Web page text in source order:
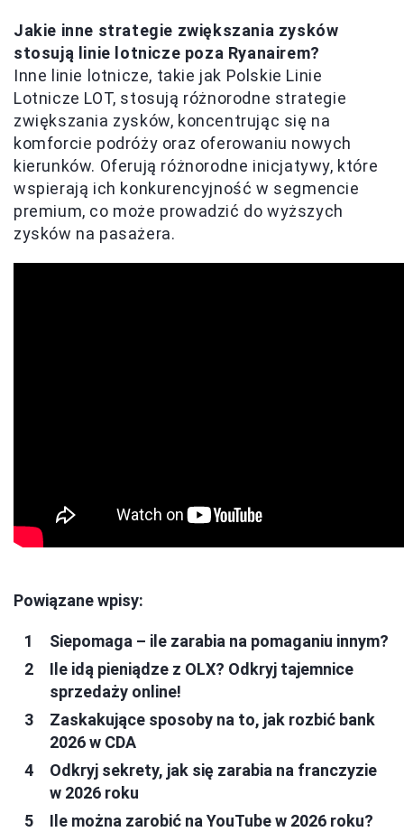
Jakie inne strategie zwiększania zysków
stosują linie lotnicze poza Ryanairem?
Inne linie lotnicze, takie jak Polskie Linie
Lotnicze LOT, stosują różnorodne strategie
zwiększania zysków, koncentrując się na
komforcie podróży oraz oferowaniu nowych
kierunków. Oferują różnorodne inicjatywy, które
wspierają ich konkurencyjność w segmencie
premium, co może prowadzić do wyższych
zysków na pasażera.
Powiązane wpisy:
Siepomaga – ile zarabia na pomaganiu innym?
Ile idą pieniądze z OLX? Odkryj tajemnice
sprzedaży online!
Zaskakujące sposoby na to, jak rozbić bank
2026 w CDA
Odkryj sekrety, jak się zarabia na franczyzie
w 2026 roku
Ile można zarobić na YouTube w 2026 roku?